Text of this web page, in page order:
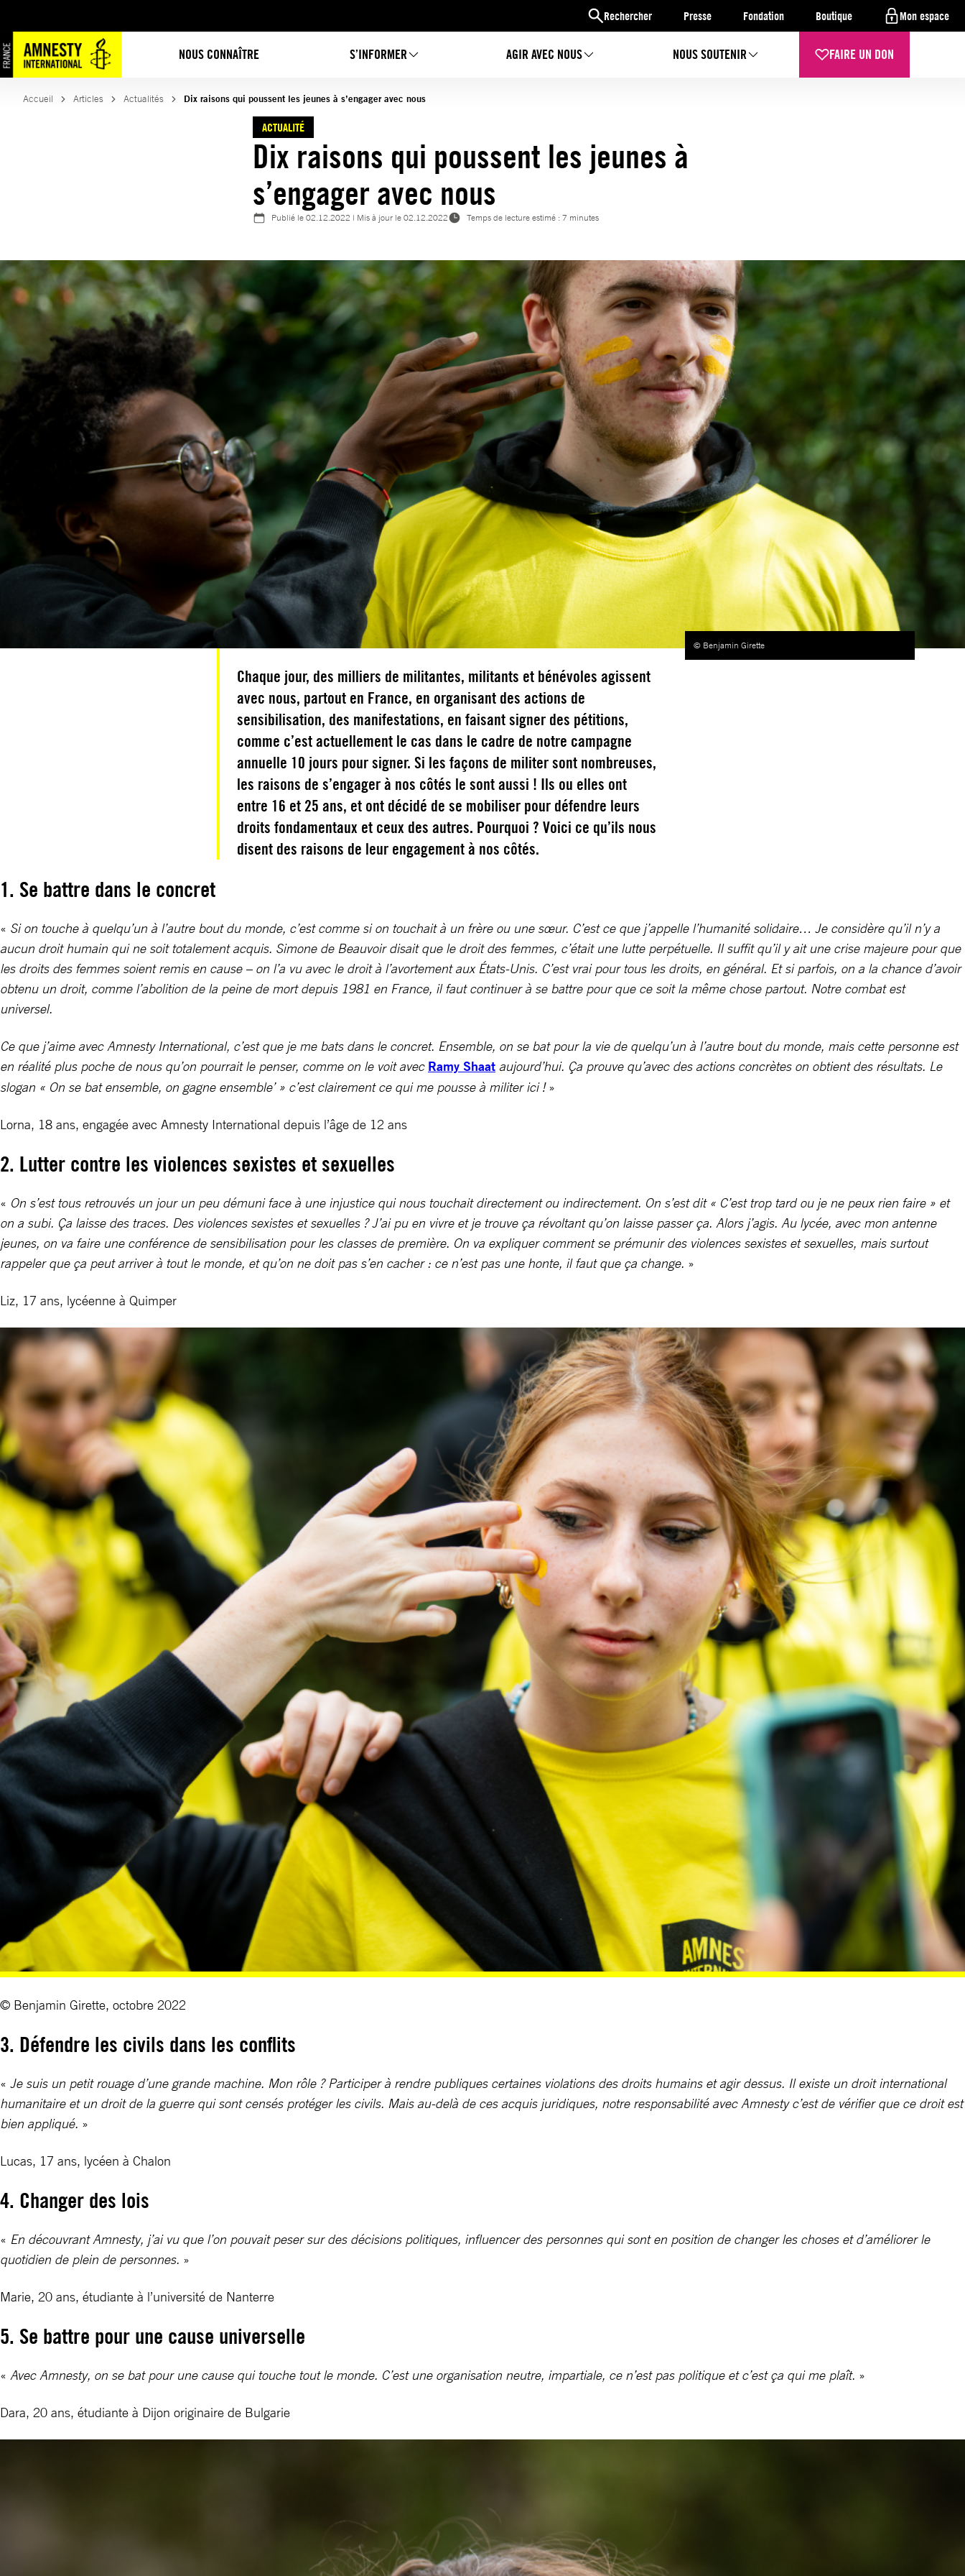
Rechercher Presse Fondation Boutique Mon espace
NOUS CONNAÎTRE S’INFORMER AGIR AVEC NOUS NOUS SOUTENIR FAIRE UN DON
au
contenu
Accueil Articles Actualités Dix raisons qui poussent les jeunes à s’engager avec nous
ACTUALITÉ
Dix raisons qui poussent les jeunes à
s’engager avec nous
Publié le02.12.2022 | Mis à jour le02.12.2022 Temps de lecture estimé : 7 minutes
© Benjamin Girette
Chaque jour, des milliers de militantes, militants et bénévoles agissent
avec nous, partout en France, en organisant des actions de
sensibilisation, des manifestations, en faisant signer des pétitions,
comme c’est actuellement le cas dans le cadre de notre campagne
annuelle 10 jours pour signer. Si les façons de militer sont nombreuses,
les raisons de s’engager à nos côtés le sont aussi ! Ils ou elles ont
entre 16 et 25 ans, et ont décidé de se mobiliser pour défendre leurs
droits fondamentaux et ceux des autres. Pourquoi ? Voici ce qu’ils nous
disent des raisons de leur engagement à nos côtés.
1. Se battre dans le concret
« Si on touche à quelqu’un à l’autre bout du monde, c’est comme si on touchait à un frère ou une sœur. C’est ce que j’appelle l’humanité solidaire… Je considère qu’il n’y a
aucun droit humain qui ne soit totalement acquis. Simone de Beauvoir disait que le droit des femmes, c’était une lutte perpétuelle. Il suffit qu’il y ait une crise majeure pour que
les droits des femmes soient remis en cause – on l’a vu avec le droit à l’avortement aux États-Unis. C’est vrai pour tous les droits, en général. Et si parfois, on a la chance d’avoir
obtenu un droit, comme l’abolition de la peine de mort depuis 1981 en France, il faut continuer à se battre pour que ce soit la même chose partout. Notre combat est
universel.
Ce que j’aime avec Amnesty International, c’est que je me bats dans le concret. Ensemble, on se bat pour la vie de quelqu’un à l’autre bout du monde, mais cette personne est
en réalité plus poche de nous qu’on pourrait le penser, comme on le voit avec Ramy Shaat aujourd’hui. Ça prouve qu’avec des actions concrètes on obtient des résultats. Le
slogan « On se bat ensemble, on gagne ensemble’ » c’est clairement ce qui me pousse à militer ici !»
Lorna, 18 ans, engagée avec Amnesty International depuis l’âge de 12 ans
2. Lutter contre les violences sexistes et sexuelles
« On s’est tous retrouvés un jour un peu démuni face à une injustice qui nous touchait directement ou indirectement. On s’est dit « C’est trop tard ou je ne peux rien faire » et
on a subi. Ça laisse des traces. Des violences sexistes et sexuelles ? J’ai pu en vivre et je trouve ça révoltant qu’on laisse passer ça. Alors j’agis. Au lycée, avec mon antenne
jeunes, on va faire une conférence de sensibilisation pour les classes de première. On va expliquer comment se prémunir des violences sexistes et sexuelles, mais surtout
rappeler que ça peut arriver à tout le monde, et qu’on ne doit pas s’en cacher : ce n’est pas une honte, il faut que ça change. »
Liz, 17 ans, lycéenne à Quimper
© Benjamin Girette, octobre 2022
3. Défendre les civils dans les conflits
« Je suis un petit rouage d’une grande machine. Mon rôle ? Participer à rendre publiques certaines violations des droits humains et agir dessus. Il existe un droit international
humanitaire et un droit de la guerre qui sont censés protéger les civils. Mais au-delà de ces acquis juridiques, notre responsabilité avec Amnesty c’est de vérifier que ce droit est
bien appliqué. »
Lucas, 17 ans, lycéen à Chalon
4. Changer des lois
« En découvrant Amnesty, j’ai vu que l’on pouvait peser sur des décisions politiques, influencer des personnes qui sont en position de changer les choses et d’améliorer le
quotidien de plein de personnes. »
Marie, 20 ans, étudiante à l’université de Nanterre
5. Se battre pour une cause universelle
« Avec Amnesty, on se bat pour une cause qui touche tout le monde. C’est une organisation neutre, impartiale, ce n’est pas politique et c’est ça qui me plaît. »
Dara, 20 ans, étudiante à Dijon originaire de Bulgarie